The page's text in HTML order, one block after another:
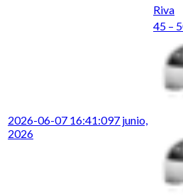
Riva
2026-06-07 16:41:097 junio,
2026
45 –